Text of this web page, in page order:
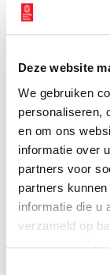
Deze website
We gebruiken
personaliseren,
en om ons
informatie over
partners voor
partners
informatie die u
verzameld op
Bronnen
* M.K.E.
264.
* J.B.W.
1675 en het
Haerlem 1968
* W.E. Meiboom,
over
(Haarlem 2000),
* Ter inzage in de